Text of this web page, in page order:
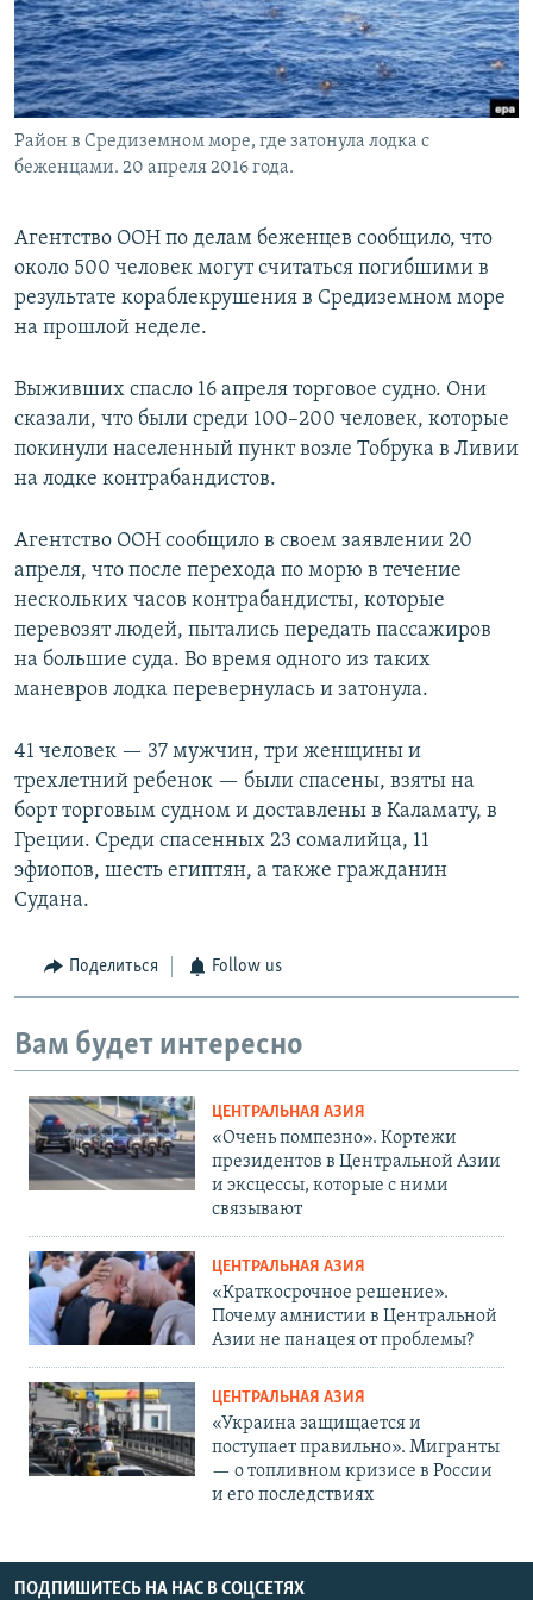
Район в Средиземном море, где затонула лодка с
беженцами. 20 апреля 2016 года.
Агентство ООН по делам беженцев сообщило, что
около 500 человек могут считаться погибшими в
результате кораблекрушения в Средиземном море
на прошлой неделе.
Выживших спасло 16 апреля торговое судно. Они
сказали, что были среди 100–200 человек, которые
покинули населенный пункт возле Тобрука в Ливии
на лодке контрабандистов.
Агентство ООН сообщило в своем заявлении 20
апреля, что после перехода по морю в течение
нескольких часов контрабандисты, которые
перевозят людей, пытались передать пассажиров
на большие суда. Во время одного из таких
маневров лодка перевернулась и затонула.
41 человек — 37 мужчин, три женщины и
трехлетний ребенок — были спасены, взяты на
борт торговым судном и доставлены в Каламату, в
Греции. Среди спасенных 23 сомалийца, 11
эфиопов, шесть египтян, а также гражданин
Судана.
Поделиться Follow us
Вам будет интересно
ЦЕНТРАЛЬНАЯ АЗИЯ
«Очень помпезно». Кортежи
президентов в Центральной Азии
и эксцессы, которые с ними
связывают
ЦЕНТРАЛЬНАЯ АЗИЯ
«Краткосрочное решение».
Почему амнистии в Центральной
Азии не панацея от проблемы?
ЦЕНТРАЛЬНАЯ АЗИЯ
«Украина защищается и
поступает правильно». Мигранты
— о топливном кризисе в России
и его последствиях
ПОДПИШИТЕСЬ НА НАС В СОЦСЕТЯХ